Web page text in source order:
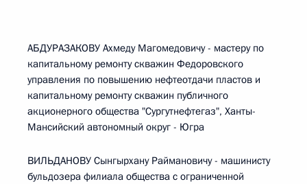
АБДУРАЗАКОВУ Ахмеду Магомедовичу - мастеру по
капитальному ремонту скважин Федоровского
управления по повышению нефтеотдачи пластов и
капитальному ремонту скважин публичного
акционерного общества "Сургутнефтегаз", Ханты-
Мансийский автономный округ - Югра
ВИЛЬДАНОВУ Сынгырхану Раймановичу - машинисту
бульдозера филиала общества с ограниченной